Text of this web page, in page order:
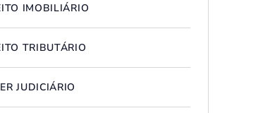
IMOBILIÁRIO
TRIBUTÁRIO
JUDICIÁRIO